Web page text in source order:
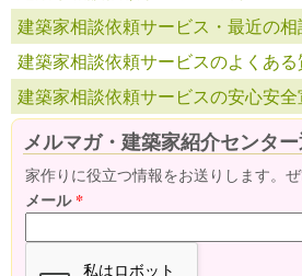
建築家相談依頼サービス・最近の
建築家相談依頼サービスのよくある
建築家相談依頼サービスの安心安全
メルマガ・建築家紹介センタ
家作りに役立つ情報をお送りします。ぜ
メール*